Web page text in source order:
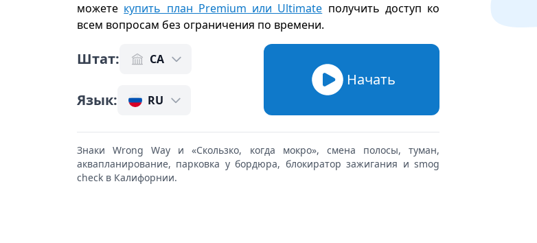
можете купить план Premium или Ultimate получить доступ ко
всем вопросам без ограничения по времени.
Штат: CA
Язык: RU
Начать
Знаки Wrong Way и «Скользко, когда мокро», смена полосы, туман,
аквапланирование, парковка у бордюра, блокиратор зажигания и smog
check в Калифорнии.